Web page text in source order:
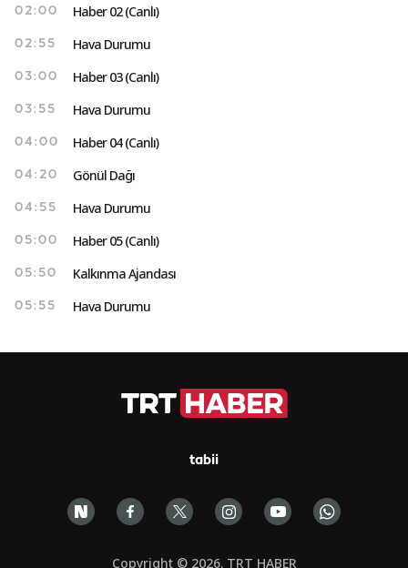
02:00 Haber 02 (Canlı)
02:55 Hava Durumu
03:00 Haber 03 (Canlı)
03:55 Hava Durumu
04:00 Haber 04 (Canlı)
04:20 Gönül Dağı
04:55 Hava Durumu
05:00 Haber 05 (Canlı)
05:50 Kalkınma Ajandası
05:55 Hava Durumu
tabii
Copyright © 2026. TRT HABER